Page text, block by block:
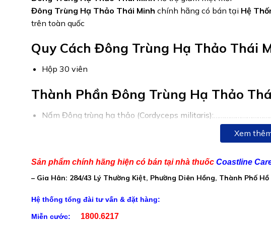
Đông Trùng Hạ Thảo Thái Minh chính hãng có bán tại Hệ
trên toàn quốc
Quy Cách Đông Trùng Hạ Thảo Thái
Hộp 30 viên
Thành Phần Đông Trùng Hạ Thảo
Nấm Đông trùng hạ thảo (Cordyceps
HERISIN (Nấm hầu thủ (Hericium erinaceus) & chiết xuất
Công Dụng Đông Trùng Hạ Thảo Thái
Hỗ trợ tăng cường sức khỏe
Xem
Sản phẩm chính hãng hiện có bán tại nhà thuốc Coastline
– Gia Hân: 284/43 Lý Thường Kiệt, Phường Diên Hồng, Thành Phố
Hệ thống tổng đài tư vấn & đặt hàng:
Miễn cước: 1800.6217